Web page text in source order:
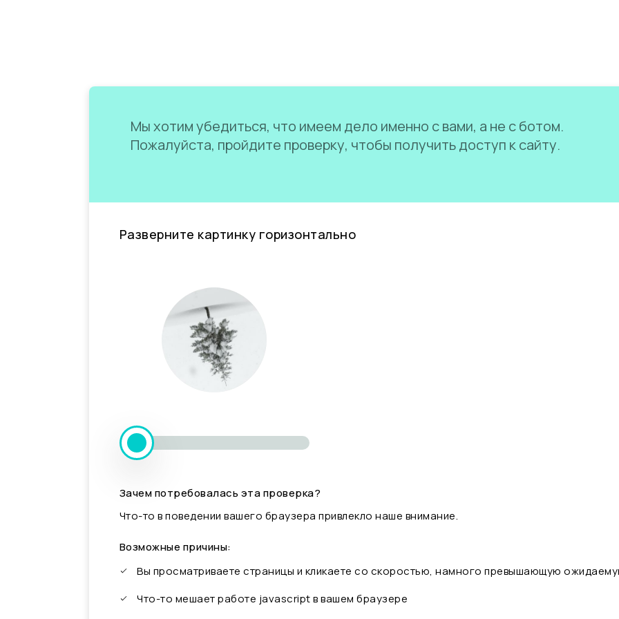
Мы хотим убедиться, что имеем дело именно с вами, а не с ботом.
Пожалуйста, пройдите проверку, чтобы получить доступ к сайту.
Разверните картинку горизонтально
Зачем потребовалась эта проверка?
Что-то в поведении вашего браузера привлекло наше внимание.
Возможные причины:
Вы просматриваете страницы и кликаете со скоростью, намного превышающую
Что-то мешает работе javascript в вашем браузере